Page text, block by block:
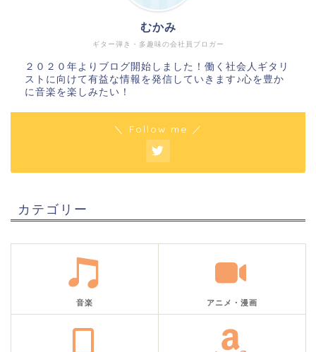
ギター弾き・多趣味の会社員ブロガー
むかみ
２０２０年よりブログ開始しました！働く社会人ギタリ
ストに向けて有益な情報を発信していきます♪心を豊か
に音楽を楽しみたい！
＼ Follow me ／
カテゴリー
音楽 アニメ・漫画